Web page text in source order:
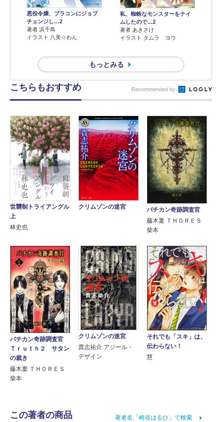
悪役令嬢、ブラコンにジョブ
チェンジし…2
著者 浜千鳥
イラスト 八美☆わん
私、蜘蛛なモンスターをテイ
ムしたので…2
著者 あきさけ
イラスト タムラ ヨウ
もっとみる
こちらもおすすめ Recommended by
世襲制トライアングル
上
林史也
クリムゾンの迷宮
バチカン奇跡調査官
藤木稟 ＴＨＯＲＥＳ
柴本
バチカン奇跡調査官
Ｔｒｕｔｈ２ サタン
の裁き
藤木稟 ＴＨＯＲＥＳ
柴本
クリムゾンの迷宮
貴志祐介 アジール・
デザイン
それでも「スキ」は、
伝わらない！
慧
この著者の商品 著者名「崎谷はるひ」で検索